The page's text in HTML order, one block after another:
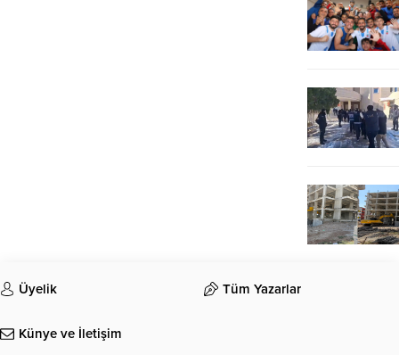
Üyelik Tüm Yazarlar
Künye ve İletişim